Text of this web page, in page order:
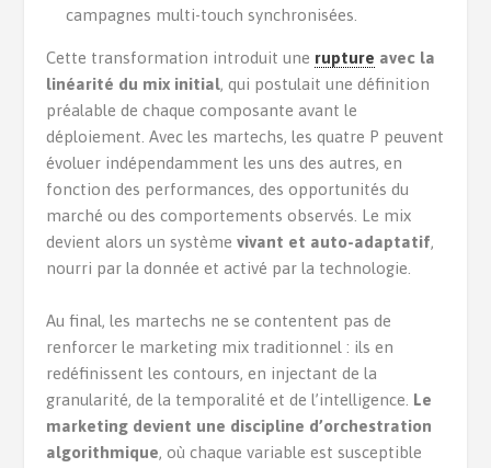
campagnes multi-touch synchronisées.
Cette transformation introduit une rupture avec la
linéarité du mix initial, qui postulait une définition
préalable de chaque composante avant le
déploiement. Avec les martechs, les quatre P peuvent
évoluer indépendamment les uns des autres, en
fonction des performances, des opportunités du
marché ou des comportements observés. Le mix
devient alors un systèmevivant et auto-adaptatif,
nourri par la donnée et activé par la technologie.
Au final, les martechs ne se contentent pas de
renforcer le marketing mix traditionnel : ils en
redéfinissent les contours, en injectant de la
granularité, de la temporalité et de l’intelligence. Le
marketing devient une discipline d’orchestration
algorithmique, où chaque variable est susceptible